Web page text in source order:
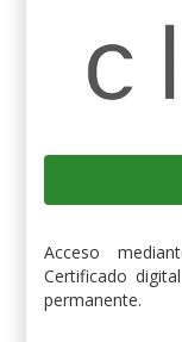
Acceso
Certificado
permanente.